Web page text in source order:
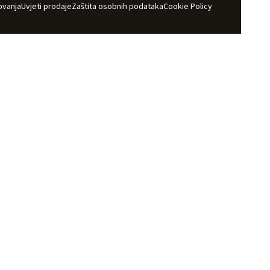
Uvjeti prodajeZaštita osobnih podatakaCookie Policy